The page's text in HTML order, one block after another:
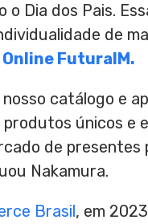
o Dia dos Pais.
de
FuturaIM.
catálogo e
únicos e
de
Nakamura.
Brasil, em